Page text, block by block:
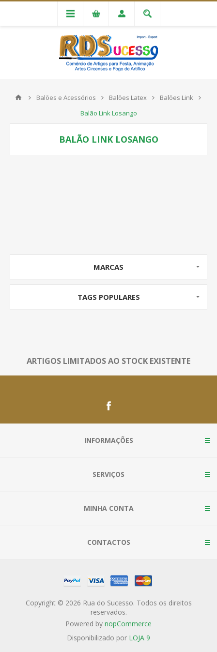
Balões e Acessórios Balões Latex
Balões Link
Balão Link Losango
BALÃO LINK LOSANGO
MARCAS
TAGS POPULARES
ARTIGOS LIMITADOS AO STOCK EXISTENTE
INFORMAÇÕES
SERVIÇOS
MINHA CONTA
CONTACTOS
Copyright © 2026 Rua do Sucesso. Todos os direitos
reservados.
Powered by nopCommerce
Disponibilizado por LOJA 9